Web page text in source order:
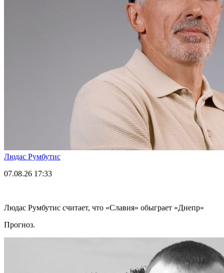
Людас Румбутис
07.08.26 17:33
Людас Румбутис считает, что «Славия» обыграет «Днепр»
Прогноз.